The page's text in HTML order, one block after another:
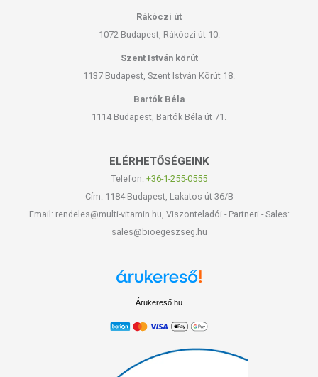
Rákóczi út
1072 Budapest, Rákóczi út 10.
Szent István körút
1137 Budapest, Szent István Körút 18.
Bartók Béla
1114 Budapest, Bartók Béla út 71.
ELÉRHETŐSÉGEINK
Telefon: +36-1-255-0555
Cím: 1184 Budapest, Lakatos út 36/B
Email: rendeles@multi-vitamin.hu, Viszonteladói - Partneri - Sales:
sales@bioegeszseg.hu
Árukereső.hu